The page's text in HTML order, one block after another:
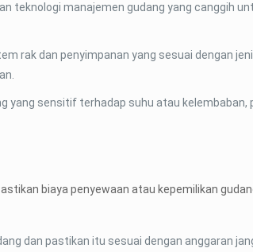
teknologi manajemen gudang yang canggih
rak dan penyimpanan yang sesuai dengan
yang sensitif terhadap suhu atau
biaya penyewaan atau kepemilikan
dan pastikan itu sesuai dengan anggaran